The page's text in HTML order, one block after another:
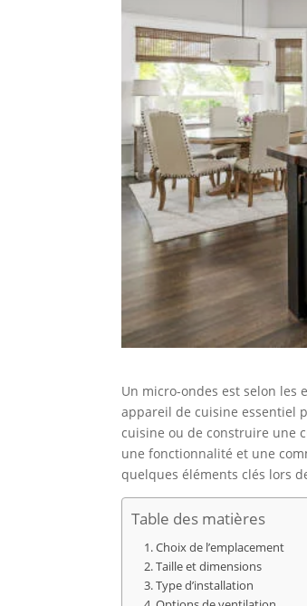
Un micro-ondes est selon les
appareil de cuisine essentiel
cuisine ou de construire une
une fonctionnalité et une
quelques éléments clés lors
Table des matières
Choix de l’emplacement
Taille et dimensions
Type d’installation